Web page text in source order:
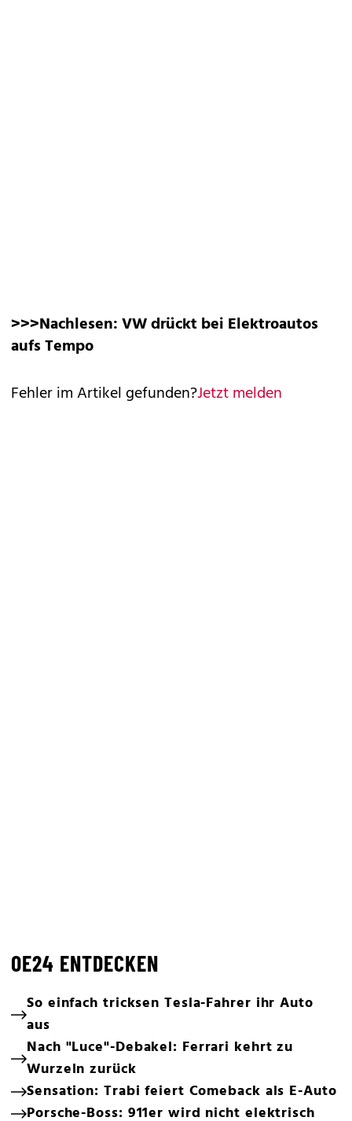
>>>Nachlesen:VW drückt bei Elektroautos
aufs Tempo
Fehler im Artikel gefunden?Jetzt melden
OE24 ENTDECKEN
So einfach tricksen Tesla-Fahrer ihr Auto
aus
Nach "Luce"-Debakel: Ferrari kehrt zu
Wurzeln zurück
Sensation: Trabi feiert Comeback als E-Auto
Porsche-Boss: 911er wird nicht elektrisch